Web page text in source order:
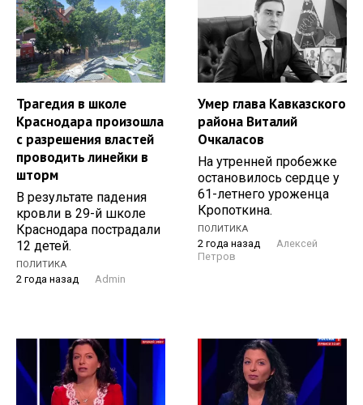
Трагедия в школе
Краснодара произошла
с разрешения властей
проводить линейки в
шторм
В результате падения
кровли в 29-й школе
Краснодара пострадали
12 детей.
ПОЛИТИКА
2 года назад Admin
Умер глава Кавказского
района Виталий
Очкаласов
На утренней пробежке
остановилось сердце у
61-летнего уроженца
Кропоткина.
ПОЛИТИКА
2 года назад
Алексей
Петров